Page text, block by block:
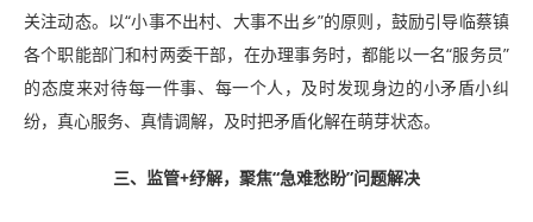
关注动态。以“小事不出村、大事不出乡”的原则，鼓励引导临蔡镇
各个职能部门和村两委干部，在办理事务时，都能以一名“服务员”
的态度来对待每一件事、每一个人，及时发现身边的小矛盾小纠
纷，真心服务、真情调解，及时把矛盾化解在萌芽状态。
三、监管+纾解，聚焦“急难愁盼”问题解决